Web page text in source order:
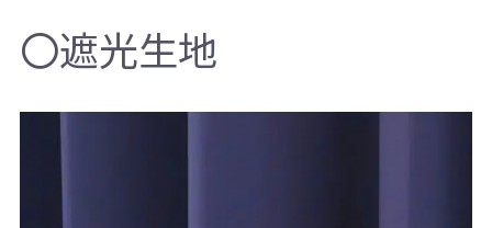
〇遮光生地